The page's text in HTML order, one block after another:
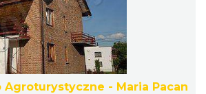
Agroturystyczne - Maria Pacan